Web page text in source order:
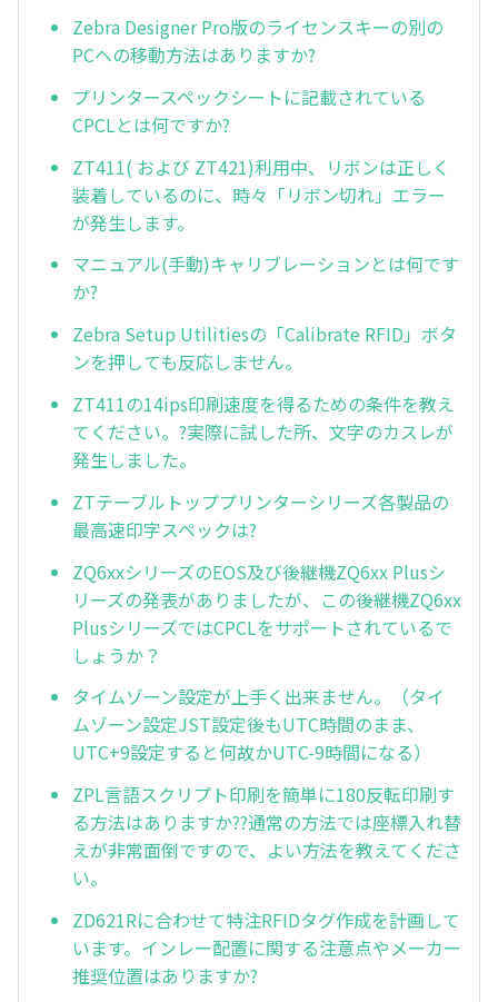
Zebra Designer Pro版のライセンスキーの別の
PCへの移動方法はありますか?
プリンタースペックシートに記載されている
CPCLとは何ですか?
ZT411( および ZT421)利用中、リボンは正しく
装着しているのに、時々「リボン切れ」エラー
が発生します。
マニュアル(手動)キャリブレーションとは何です
か?
Zebra Setup Utilitiesの「Calibrate RFID」ボタ
ンを押しても反応しません。
ZT411の14ips印刷速度を得るための条件を教え
てください。?実際に試した所、文字のカスレが
発生しました。
ZTテーブルトッププリンターシリーズ各製品の
最高速印字スペックは?
ZQ6xxシリーズのEOS及び後継機ZQ6xx Plusシ
リーズの発表がありましたが、この後継機ZQ6xx
PlusシリーズではCPCLをサポートされているで
しょうか？
タイムゾーン設定が上手く出来ません。（タイ
ムゾーン設定JST設定後もUTC時間のまま、
UTC+9設定すると何故かUTC-9時間になる）
ZPL言語スクリプト印刷を簡単に180反転印刷す
る方法はありますか??通常の方法では座標入れ替
えが非常面倒ですので、よい方法を教えてくださ
い。
ZD621Rに合わせて特注RFIDタグ作成を計画して
います。インレー配置に関する注意点やメーカー
推奨位置はありますか?